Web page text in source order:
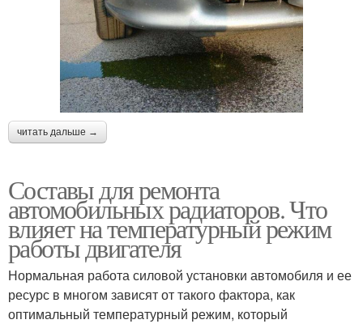
читать дальше →
Составы для ремонта
автомобильных радиаторов. Что
влияет на температурный режим
работы двигателя
Нормальная работа силовой установки автомобиля и ее
ресурс в многом зависят от такого фактора, как
оптимальный температурный режим, который